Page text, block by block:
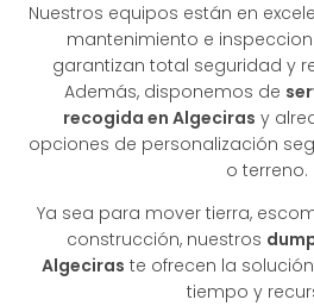
Nuestros equipos están en
mantenimiento e
garantizan total seguridad y
Además, disponemos de
recogida en Algeciras y
opciones de personalización
o terreno.
Ya sea para mover tierra,
construcción, nuestros
Algeciras te ofrecen la
tiempo y